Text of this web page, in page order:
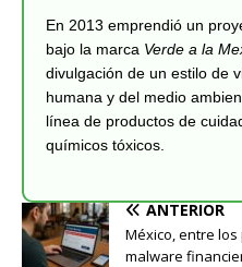
En 2013 emprendió un
bajo la marca Verde a la
divulgación de un estilo de
humana y del medio
línea de productos de
químicos tóxicos.
ANTERIOR
México, entre
malware